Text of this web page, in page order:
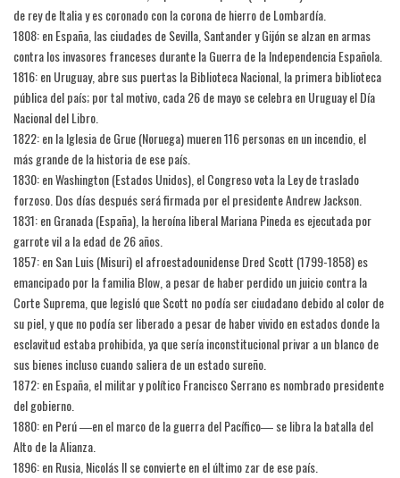
de rey de Italia y es coronado con la corona de hierro de Lombardía.
1808: en España, las ciudades de Sevilla, Santander y Gijón se alzan en armas
contra los invasores franceses durante la Guerra de la Independencia Española.
1816: en Uruguay, abre sus puertas la Biblioteca Nacional, la primera biblioteca
pública del país; por tal motivo, cada 26 de mayo se celebra en Uruguay el Día
Nacional del Libro.
1822: en la Iglesia de Grue (Noruega) mueren 116 personas en un incendio, el
más grande de la historia de ese país.
1830: en Washington (Estados Unidos), el Congreso vota la Ley de traslado
forzoso. Dos días después será firmada por el presidente Andrew Jackson.
1831: en Granada (España), la heroína liberal Mariana Pineda es ejecutada por
garrote vil a la edad de 26 años.
1857: en San Luis (Misuri) el afroestadounidense Dred Scott (1799-1858) es
emancipado por la familia Blow, a pesar de haber perdido un juicio contra la
Corte Suprema, que legisló que Scott no podía ser ciudadano debido al color de
su piel, y que no podía ser liberado a pesar de haber vivido en estados donde la
esclavitud estaba prohibida, ya que sería inconstitucional privar a un blanco de
sus bienes incluso cuando saliera de un estado sureño.
1872: en España, el militar y político Francisco Serrano es nombrado presidente
del gobierno.
1880: en Perú ―en el marco de la guerra del Pacífico― se libra la batalla del
Alto de la Alianza.
1896: en Rusia, Nicolás II se convierte en el último zar de ese país.